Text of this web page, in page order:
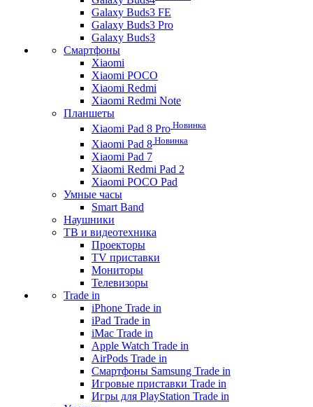
Galaxy Buds3 FE
Galaxy Buds3 Pro
Galaxy Buds3
Смартфоны
Xiaomi
Xiaomi POCO
Xiaomi Redmi
Xiaomi Redmi Note
Планшеты
Xiaomi Pad 8 Pro Новинка
Xiaomi Pad 8 Новинка
Xiaomi Pad 7
Xiaomi Redmi Pad 2
Xiaomi POCO Pad
Умные часы
Smart Band
Наушники
ТВ и видеотехника
Проекторы
TV приставки
Мониторы
Телевизоры
Trade in
iPhone Trade in
iPad Trade in
iMac Trade in
Apple Watch Trade in
AirPods Trade in
Смартфоны Samsung Trade in
Игровые приставки Trade in
Игры для PlayStation Trade in